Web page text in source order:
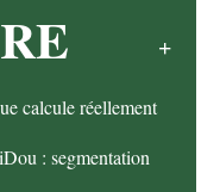
calcule réellement
: segmentation